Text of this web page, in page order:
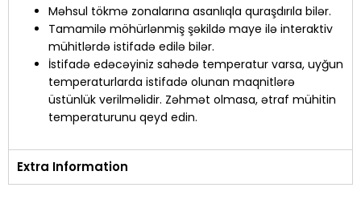
Məhsul tökmə zonalarına asanlıqla quraşdırıla bilər.
Tamamilə möhürlənmiş şəkildə maye ilə interaktiv
mühitlərdə istifadə edilə bilər.
İstifadə edəcəyiniz sahədə temperatur varsa, uyğun
temperaturlarda istifadə olunan maqnitlərə
üstünlük verilməlidir. Zəhmət olmasa, ətraf mühitin
temperaturunu qeyd edin.
Extra Information